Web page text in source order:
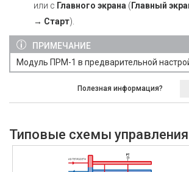
или с Главного экрана ( Главный
→ Старт).
ПРИМЕЧАНИЕ
Модуль ПРМ-1 в предварительной
Полезная информация?
Типовые схемы управления